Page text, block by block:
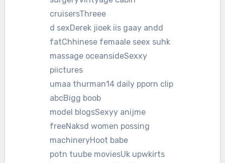
cruisersThreee
d sexDerek jioek iis gaay andd
fatChhinese femaale seex suhk
massage oceansideSexxy
piictures
umaa thurman14 daily pporn clip
abcBigg boob
model blogsSexyy anijme
freeNaksd women possing
machineryHoot babe
potn tuube moviesUk upwkirts